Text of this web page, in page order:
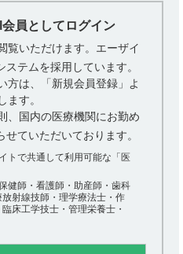
る
について教えてください。
はありますか？
うと何に分類されるのです
員としてログイン
覧いただけます。エーザイ
ステムを採用しています。
方は、「新規会員登録」よ
ます。
、国内の医療機関にお勤め
せていただいております。
トで共通して利用可能な「医
健師・看護師・助産師・歯科
射線技師・理学療法士・作
床工学技士・管理栄養士・